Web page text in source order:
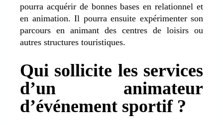
pourra acquérir de bonnes bases en relationnel et
en animation. Il pourra ensuite expérimenter son
parcours en animant des centres de loisirs ou
autres structures touristiques.
Qui sollicite les services
d’un animateur
d’événement sportif ?